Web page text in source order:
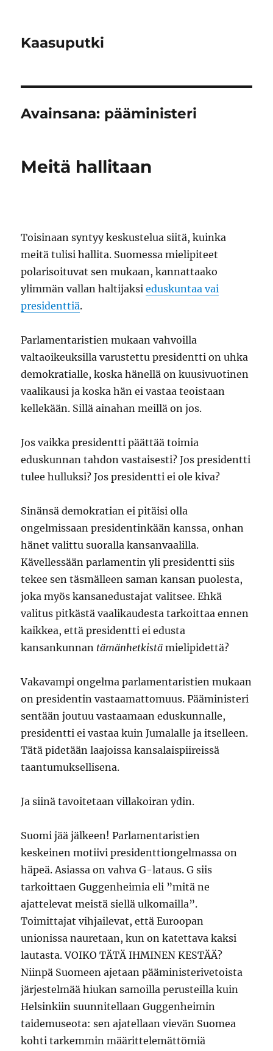
Kaasuputki
Avainsana: pääministeri
Meitä hallitaan
Toisinaan syntyy keskustelua siitä, kuinka
meitä tulisi hallita. Suomessa mielipiteet
polarisoituvat sen mukaan, kannattaako
ylimmän vallan haltijaksieduskuntaa vai
presidenttiä.
Parlamentaristien mukaan vahvoilla
valtaoikeuksilla varustettu presidentti on uhka
demokratialle, koska hänellä on kuusivuotinen
vaalikausi ja koska hän ei vastaa teoistaan
kellekään. Sillä ainahan meillä on jos.
Jos vaikka presidentti päättää toimia
eduskunnan tahdon vastaisesti? Jos presidentti
tulee hulluksi? Jos presidentti ei ole kiva?
Sinänsä demokratian ei pitäisi olla
ongelmissaan presidentinkään kanssa, onhan
hänet valittu suoralla kansanvaalilla.
Kävellessään parlamentin yli presidentti siis
tekee sen täsmälleen saman kansan puolesta,
joka myös kansanedustajat valitsee. Ehkä
valitus pitkästä vaalikaudesta tarkoittaa ennen
kaikkea, että presidentti ei edusta
kansankunnan tämänhetkistä mielipidettä?
Vakavampi ongelma parlamentaristien mukaan
on presidentin vastaamattomuus. Pääministeri
sentään joutuu vastaamaan eduskunnalle,
presidentti ei vastaa kuin Jumalalle ja itselleen.
Tätä pidetään laajoissa kansalaispiireissä
taantumuksellisena.
Ja siinä tavoitetaan villakoiran ydin.
Suomi jää jälkeen! Parlamentaristien
keskeinen motiivi presidenttiongelmassa on
häpeä. Asiassa on vahva G-lataus. G siis
tarkoittaen Guggenheimia eli ”mitä ne
ajattelevat meistä siellä ulkomailla”.
Toimittajat vihjailevat, että Euroopan
unionissa nauretaan, kun on katettava kaksi
lautasta. VOIKO TÄTÄ IHMINEN KESTÄÄ?
Niinpä Suomeen ajetaan pääministerivetoista
järjestelmää hiukan samoilla perusteilla kuin
Helsinkiin suunnitellaan Guggenheimin
taidemuseota: sen ajatellaan vievän Suomea
kohti tarkemmin määrittelemättömiä